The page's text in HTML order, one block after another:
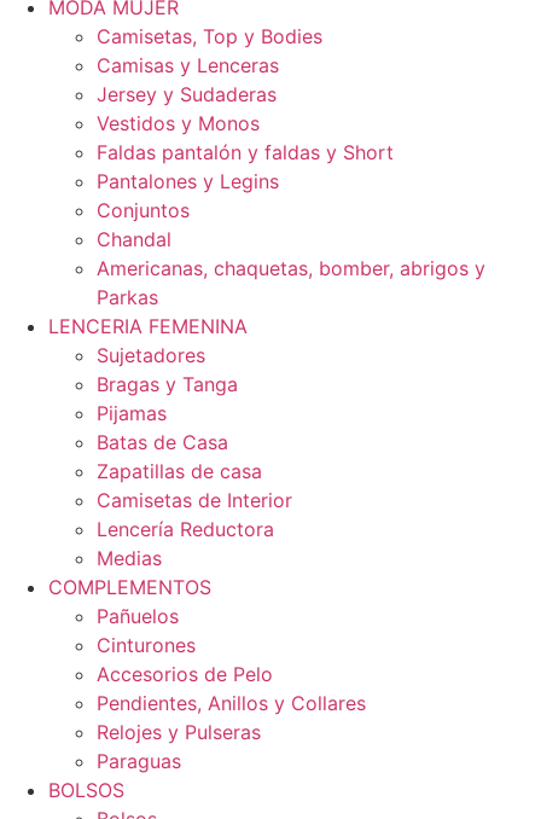
MODA MUJER
Camisetas, Top y Bodies
Camisas y Lenceras
Jersey y Sudaderas
Vestidos y Monos
Faldas pantalón y faldas y Short
Pantalones y Legins
Conjuntos
Chandal
Americanas, chaquetas, bomber, abrigos y
Parkas
LENCERIA FEMENINA
Sujetadores
Bragas y Tanga
Pijamas
Batas de Casa
Zapatillas de casa
Camisetas de Interior
Lencería Reductora
Medias
COMPLEMENTOS
Pañuelos
Cinturones
Accesorios de Pelo
Pendientes, Anillos y Collares
Relojes y Pulseras
Paraguas
BOLSOS